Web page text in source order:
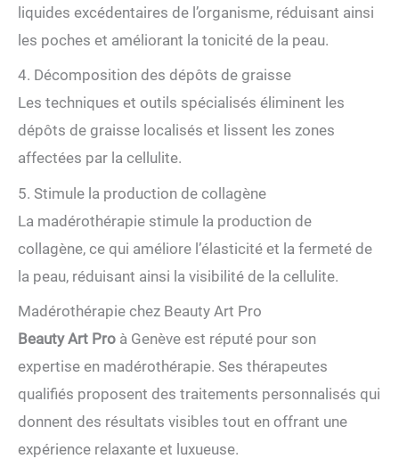
liquides excédentaires de l’organisme, réduisant ainsi
les poches et améliorant la tonicité de la peau.
4. Décomposition des dépôts de graisse
Les techniques et outils spécialisés éliminent les
dépôts de graisse localisés et lissent les zones
affectées par la cellulite.
5. Stimule la production de collagène
La madérothérapie stimule la production de
collagène, ce qui améliore l’élasticité et la fermeté de
la peau, réduisant ainsi la visibilité de la cellulite.
Madérothérapie chez Beauty Art Pro
Beauty Art Pro à Genève est réputé pour son
expertise en madérothérapie. Ses thérapeutes
qualifiés proposent des traitements personnalisés qui
donnent des résultats visibles tout en offrant une
expérience relaxante et luxueuse.